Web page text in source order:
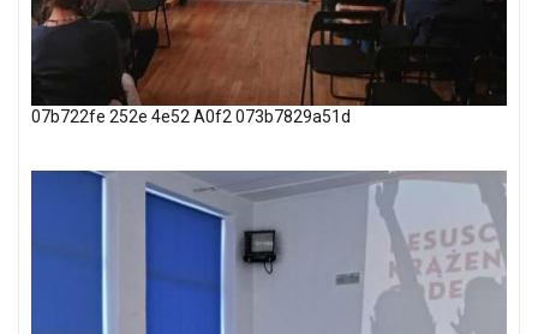
07b722fe 252e 4e52 A0f2 073b7829a51d